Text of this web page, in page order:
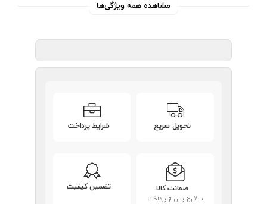
مشاهده همه ویژگی‌ها
تحویل سریع شرایط پرداخت
ضمانت کالا
تا 7 روز پس از پرداخت
تضمین کیفیت